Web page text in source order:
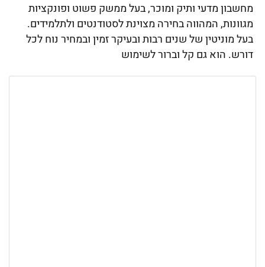
מחשבון מדעי ותיק ומוכר, בעל ממשק פשוט ופונקציות
מגוונות, המהווה בחירה מצוינת לסטודנטים ולתלמידים.
בעל מוניטין של שנים רבות ובעיקר זמין ובמחיר נוח לכל
דורש. הוא גם קל וברור לשימוש